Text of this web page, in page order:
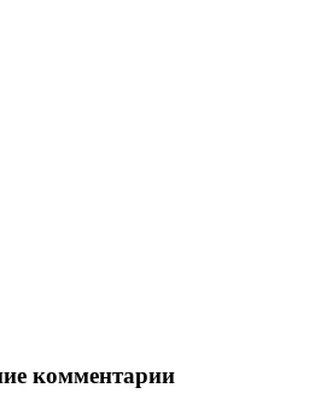
комментарии